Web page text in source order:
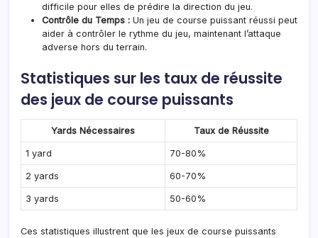
difficile pour elles de prédire la direction du jeu.
Contrôle du Temps : Un jeu de course puissant réussi peut
aider à contrôler le rythme du jeu, maintenant l’attaque
adverse hors du terrain.
Statistiques sur les taux de réussite
des jeux de course puissants
Yards Nécessaires Taux de Réussite
1 yard 70-80%
2 yards 60-70%
3 yards 50-60%
Ces statistiques illustrent que les jeux de course puissants